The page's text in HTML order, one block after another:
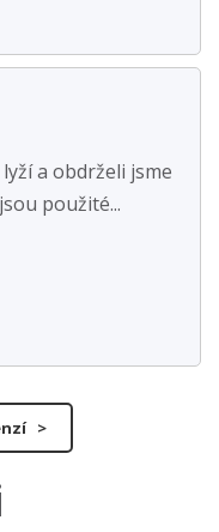
a obdrželi jsme
použité...
>